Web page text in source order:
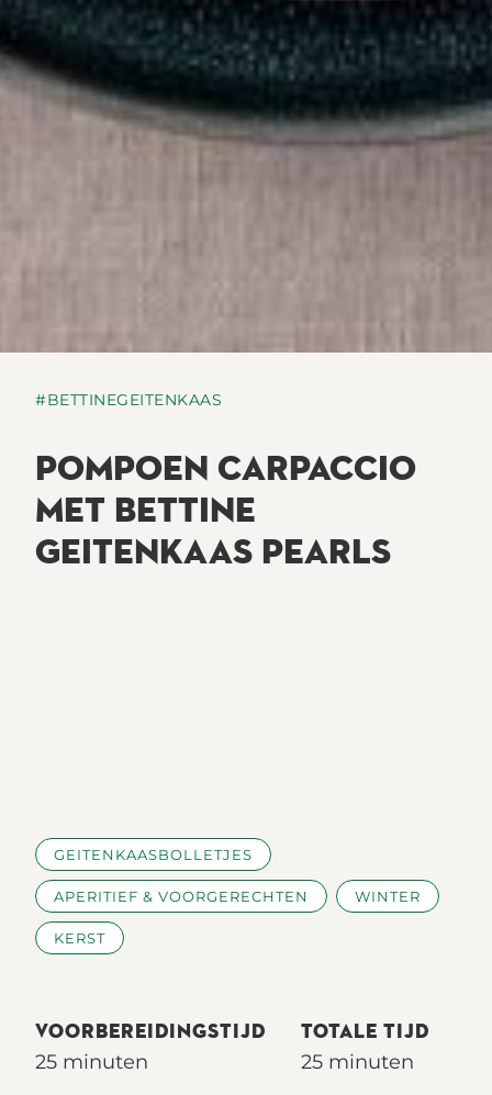
#BETTINEGEITENKAAS
POMPOEN CARPACCIO
MET BETTINE
GEITENKAAS PEARLS
GEITENKAASBOLLETJES
APERITIEF & VOORGERECHTEN WINTER
KERST
VOORBEREIDINGSTIJD
25 minuten
TOTALE TIJD
25 minuten